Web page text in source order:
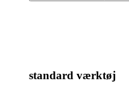
standard værktøj